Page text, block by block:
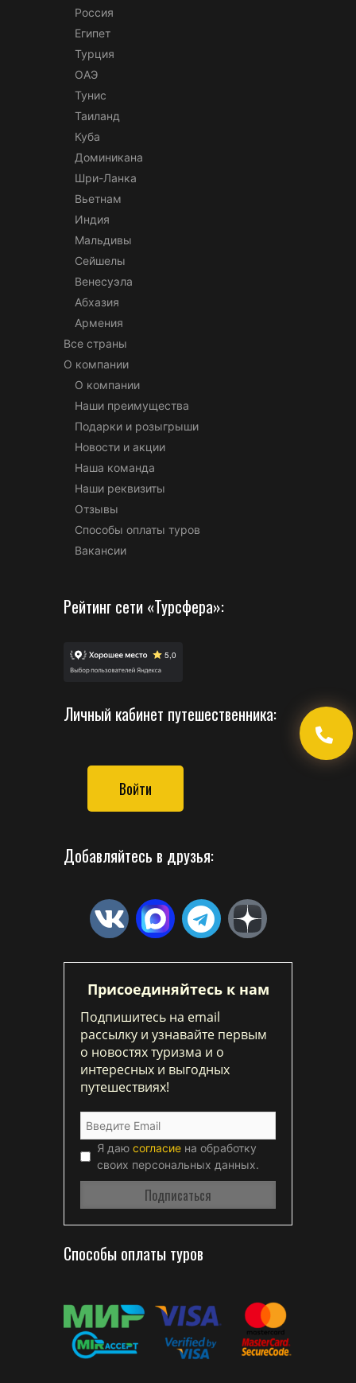
Россия
Египет
Турция
ОАЭ
Тунис
Таиланд
Куба
Доминикана
Шри-Ланка
Вьетнам
Индия
Мальдивы
Сейшелы
Венесуэла
Абхазия
Армения
Все страны
О компании
О компании
Наши преимущества
Подарки и розыгрыши
Новости и акции
Наша команда
Наши реквизиты
Отзывы
Способы оплаты туров
Вакансии
Рейтинг сети «Турсфера»:
Личный кабинет путешественника:
Войти
Добавляйтесь в друзья:
Присоединяйтесь к нам
Подпишитесь на email
рассылку и узнавайте первым
о новостях туризма и о
интересных и выгодных
путешествиях!
Я даю согласие на обработку
своих персональных данных.
Способы оплаты туров